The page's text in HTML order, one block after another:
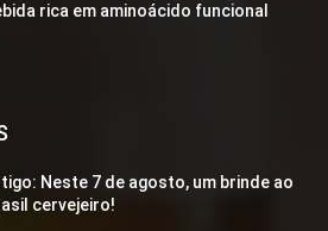
rica em aminoácido funcional
Neste 7 de agosto, um brinde ao
cervejeiro!